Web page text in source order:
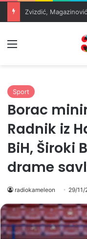
Sport
Borac
Radnik iz
BiH, Široki
drame
radiokameleon 29/